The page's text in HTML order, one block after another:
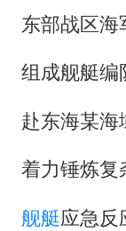
东部战区海
组成舰艇编
赴东海某海
着力锤炼复
舰艇应急反